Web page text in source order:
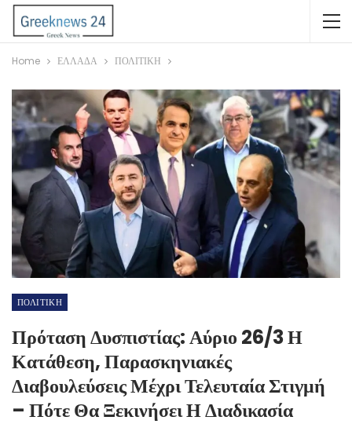
Home ΕΛΛΑΔΑ ΠΟΛΙΤΙΚΗ
ΠΟΛΙΤΙΚΗ
Πρόταση Δυσπιστίας: Αύριο 26/3 Η
Κατάθεση, Παρασκηνιακές
Διαβουλεύσεις Μέχρι Τελευταία Στιγμή
– Πότε Θα Ξεκινήσει Η Διαδικασία